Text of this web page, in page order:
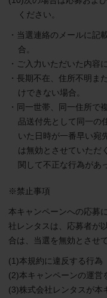
ください。
・当選連絡のメールに記
合。
・ご入力いただいた内容
・長期不在、住所不明ま
けできない場合。
・同一世帯、同一住所で
品送付先として同一の
いた日時が一番早い宛
は無効とさせていただ
関して不正な行為があ
※禁止事項
本キャンペーンへの応募
社レンタスは、応募者が
合は、当選を無効とさせ
(1)本規約に違反する行為
(2)本キャンペーンの運営
(3)株式会社レンタスが本